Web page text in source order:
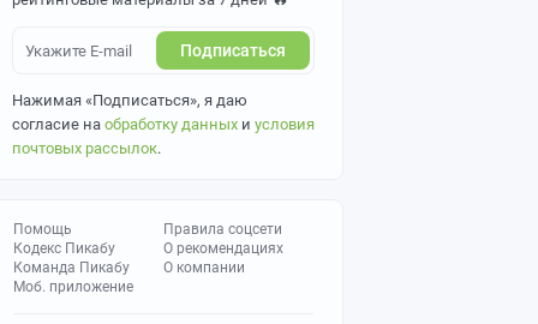
Подписаться
Нажимая «Подписаться», я даю
согласие на обработку данных и условия
почтовых рассылок.
Помощь
Кодекс Пикабу
Команда Пикабу
Моб. приложение
Правила соцсети
О рекомендациях
О компании